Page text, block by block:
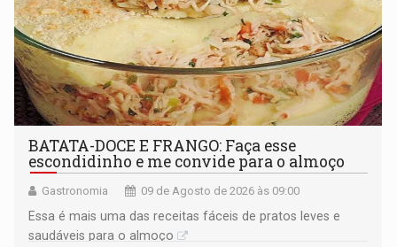
BATATA-DOCE E FRANGO: Faça esse
escondidinho e me convide para o almoço
Gastronomia 09 de Agosto de 2026 às 09:00
Essa é mais uma das receitas fáceis de pratos leves e
saudáveis para o almoço